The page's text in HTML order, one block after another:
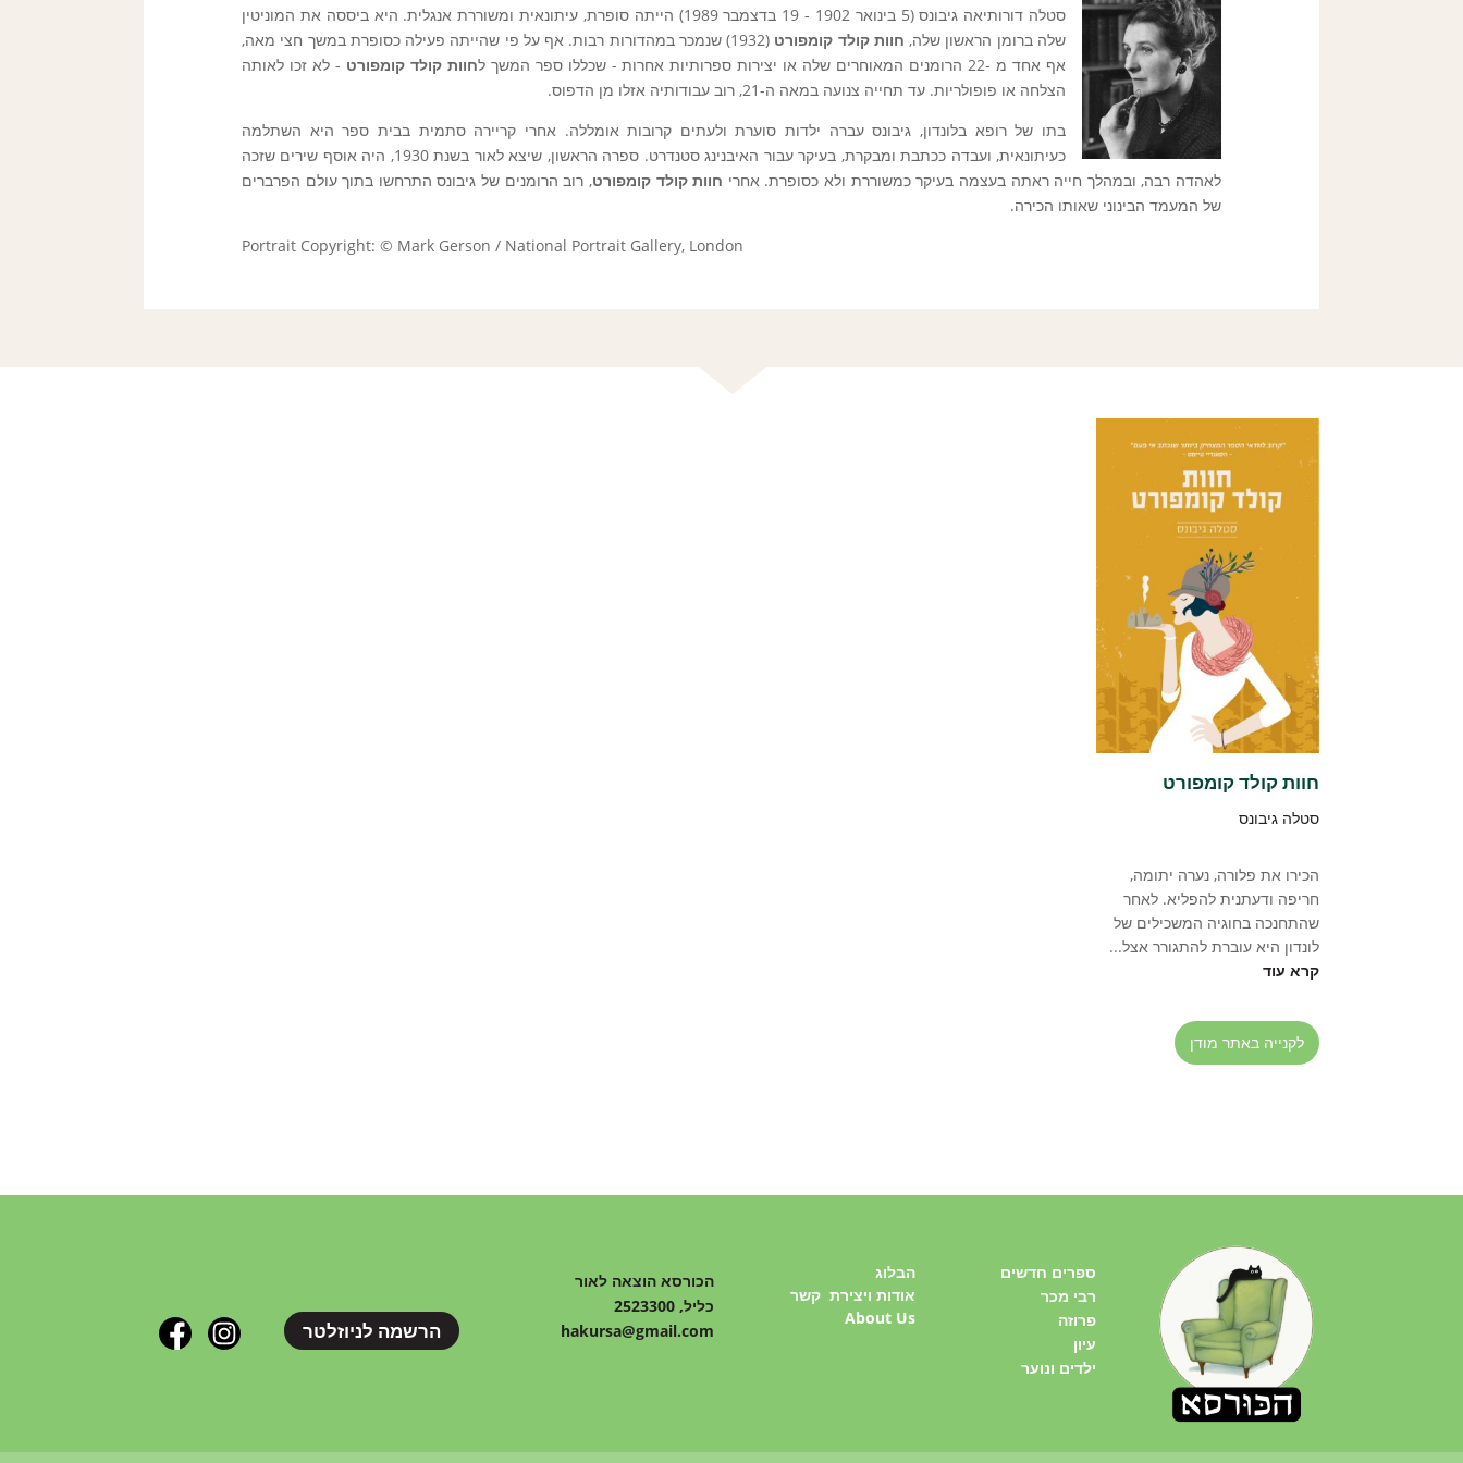
סטלה דורותיאה גיבונס (5 בינואר 1902 - 19 בדצמבר 1989) הייתה סופרת, עיתונאית ומשוררת אנגלית. היא ביססה את המוניטין
שלה ברומן הראשון שלה, חוות קולד קומפורט
(1932) שנמכר במהדורות רבות. אף על פי שהייתה פעילה כסופרת במשך חצי מאה,
אף אחד מ -22 הרומנים המאוחרים שלה או יצירות ספרותיות אחרות - שכללו ספר המשך ל
חוות קולד קומפורט - לא זכו לאותה
הצלחה או פופולריות. עד תחייה צנועה במאה ה-21, רוב עבודותיה אזלו מן הדפוס.
בתו של רופא בלונדון, גיבונס עברה ילדות סוערת ולעתים קרובות אומללה. אחרי קריירה סתמית בבית ספר היא השתלמה
כעיתונאית, ועבדה ככתבת ומבקרת, בעיקר עבור האיבנינג סטנדרט. ספרה הראשון, שיצא לאור בשנת 1930, היה אוסף שירים שזכה
לאהדה רבה, ובמהלך חייה ראתה בעצמה בעיקר כמשוררת ולא כסופרת. אחרי חוות קולד קומפורט, רוב הרומנים של גיבונס התרחשו בתוך עולם הפרברים
של המעמד הבינוני שאותו הכירה.
Portrait Copyright: © Mark Gerson / National Portrait Gallery, London
חוות קולד קומפורט
סטלה גיבונס
הכירו את פלורה, נערה יתומה,
חריפה ודעתנית להפליא. לאחר
שהתחנכה בחוגיה המשכילים של
לונדון היא עוברת להתגורר אצל...
קרא עוד
לקנייה באתר מודן
הכורסא הוצאה לאור
כליל, 2523300
hakursa@gmail.com
הרשמה לניוזלטר
הבלוג
אודות ויצירת קשר
About Us
ספרים חדשים
רבי מכר
פרוזה
עיון
ילדים ונוער